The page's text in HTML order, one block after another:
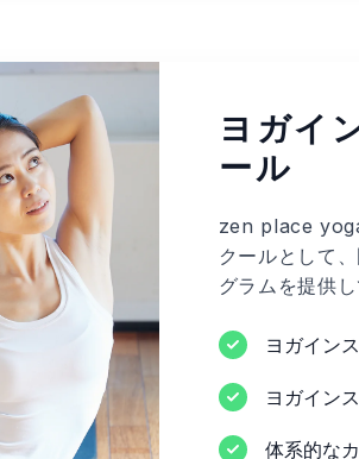
ヨガイ
ール
zen place
クールとして
グラムを提供し
ヨガイン
ヨガイン
体系的な